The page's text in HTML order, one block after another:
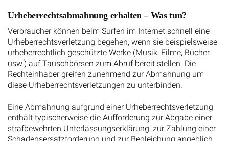
Urheberrechtsabmahnung erhalten – Was tun?
Verbraucher können beim Surfen im Internet schnell eine
Urheberrechtsverletzung begehen, wenn sie beispielsweise
urheberrechtlich geschützte Werke (Musik, Filme, Bücher
usw.) auf Tauschbörsen zum Abruf bereit stellen. Die
Rechteinhaber greifen zunehmend zur Abmahnung um
diese Urheberrechtsverletzungen zu unterbinden.
Eine Abmahnung aufgrund einer Urheberrechtsverletzung
enthält typischerweise die Aufforderung zur Abgabe einer
strafbewehrten Unterlassungserklärung, zur Zahlung einer